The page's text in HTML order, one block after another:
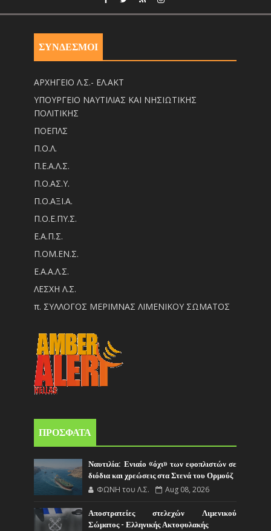
ΣΥΝΔΕΣΜΟΙ
ΑΡΧΗΓΕΙΟ Λ.Σ.- ΕΛ.ΑΚΤ
ΥΠΟΥΡΓΕΙΟ ΝΑΥΤΙΛΙΑΣ ΚΑΙ ΝΗΣΙΩΤΙΚΗΣ
ΠΟΛΙΤΙΚΗΣ
ΠΟΕΠΛΣ
Π.Ο.Λ.
Π.Ε.Α.Λ.Σ.
Π.Ο.ΑΣ.Υ.
Π.Ο.ΑΞΙ.Α.
Π.Ο.Ε.ΠΥ.Σ.
Ε.Α.Π.Σ.
Π.ΟM.EN.Σ.
Ε.Α.Α.Λ.Σ.
ΛΕΣΧΗ Λ.Σ.
π. ΣΥΛΛΟΓΟΣ ΜΕΡΙΜΝΑΣ ΛΙΜΕΝΙΚΟΥ ΣΩΜΑΤΟΣ
ΠΡΟΣΦΑΤΑ
Ναυτιλία: Ενιαίο «όχι» των εφοπλιστών σε
διόδια και χρεώσεις στα Στενά του Ορμούζ
ΦΩΝΗ του Λ.Σ. Aug 08, 2026
Αποστρατείες στελεχών Λιμενικού
Σώματος - Ελληνικής Ακτοφυλακής